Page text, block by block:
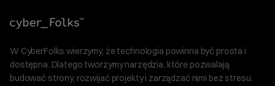
W CyberFolks wierzymy, że technologia powinna być prosta i
dostępna. Dlatego tworzymy narzędzia, które pozwalają
budować strony, rozwijać projekty i zarządzać nimi bez stresu.